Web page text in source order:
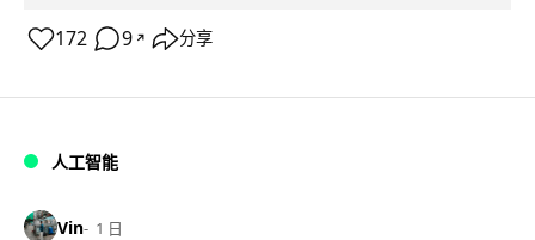
172 9 ↗ 分享
人工智能
Vin 1 日